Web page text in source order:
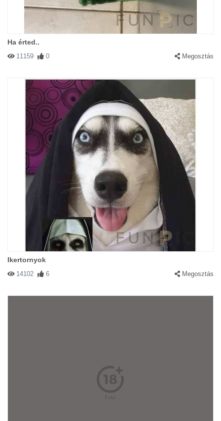
Ha érted..
11159 0 Megosztás
Ikertornyok
14102 6 Megosztás